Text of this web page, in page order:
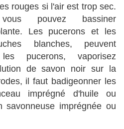
rouges si l'air est trop sec.
pouvez bassiner
Les pucerons et les
blanches, peuvent
pucerons, vaporisez
de savon noir sur la
il faut badigeonner les
imprégné d'huile ou
savonneuse imprégnée ou